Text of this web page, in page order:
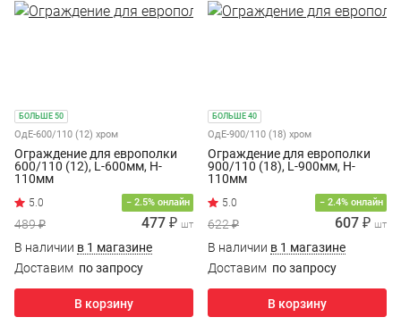
БОЛЬШЕ 50
ОдЕ-600/110 (12) хром
Ограждение для европолки
600/110 (12), L-600мм, H-
110мм
− 2.5% онлайн
489 ₽ 477 ₽ шт
В наличии в 1 магазине
Доставим по запросу
В корзину
БОЛЬШЕ 40
ОдЕ-900/110 (18) хром
Ограждение для европолки
900/110 (18), L-900мм, H-
110мм
− 2.4% онлайн
622 ₽ 607 ₽ шт
В наличии в 1 магазине
Доставим по запросу
В корзину